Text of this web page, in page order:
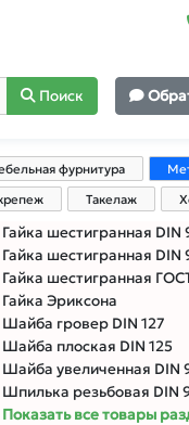
Поиск
фурнитура
Такелаж
Гайка шестигранная DIN
Гайка шестигранная DIN
Гайка шестигранная
Гайка Эриксона
Шайба гровер DIN 127
Шайба плоская DIN 125
Шайба увеличенная DIN
Шпилька резьбовая DIN
Показать все товары